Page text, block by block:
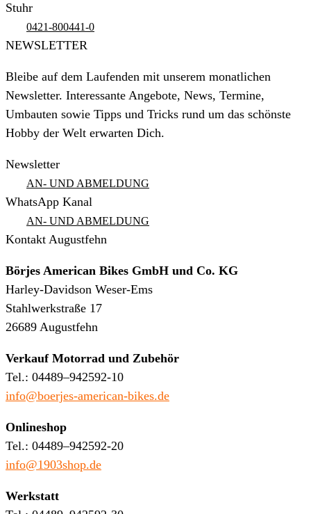
Stuhr
0421-800441-0
NEWSLETTER
Bleibe auf dem Laufenden mit unserem monatlichen
Newsletter. Interessante Angebote, News, Termine,
Umbauten sowie Tipps und Tricks rund um das schönste
Hobby der Welt erwarten Dich.
Newsletter
AN- UND ABMELDUNG
WhatsApp Kanal
AN- UND ABMELDUNG
Kontakt Augustfehn
Börjes American Bikes GmbH und Co. KG
Harley-Davidson Weser-Ems
Stahlwerkstraße 17
26689 Augustfehn
Verkauf Motorrad und Zubehör
Tel.: 04489–942592-10
info@boerjes-american-bikes.de
Onlineshop
Tel.: 04489–942592-20
info@1903shop.de
Werkstatt